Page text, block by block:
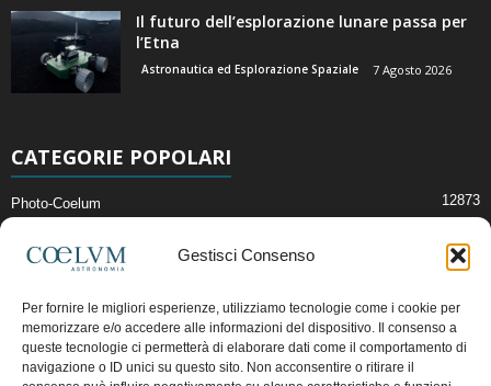
Gestisci Consenso
Per fornire le migliori esperienze, utilizziamo tecnologie come i cookie per
memorizzare e/o accedere alle informazioni del dispositivo. Il consenso a
queste tecnologie ci permetterà di elaborare dati come il comportamento di
navigazione o ID unici su questo sito. Non acconsentire o ritirare il
Il futuro dell’esplorazione lunare passa per
l’Etna
Astronautica ed Esplorazione Spaziale 7 Agosto 2026
CATEGORIE POPOLARI
Photo-Coelum 12873
News di Astronomia 2412
Cielo del Mese
Astronomia, Astrofisica e Cosmologia
Articoli e Risorse On-Line